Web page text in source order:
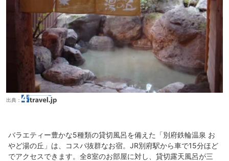
出典：
バラエティー豊かな5種類の貸切風呂を備えた「別府鉄輪温泉 お
やど湯の丘」は、コスパ抜群なお宿。JR別府駅から車で15分ほど
でアクセスできます。全8室のお部屋に対し、貸切露天風呂が三